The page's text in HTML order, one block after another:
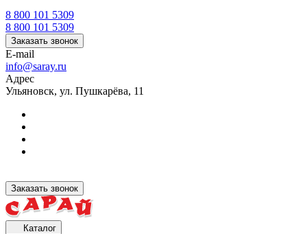
8 800 101 5309
8 800 101 5309
Заказать звонок
E-mail
info@saray.ru
Адрес
Ульяновск, ул. Пушкарёва, 11
Заказать звонок
Каталог